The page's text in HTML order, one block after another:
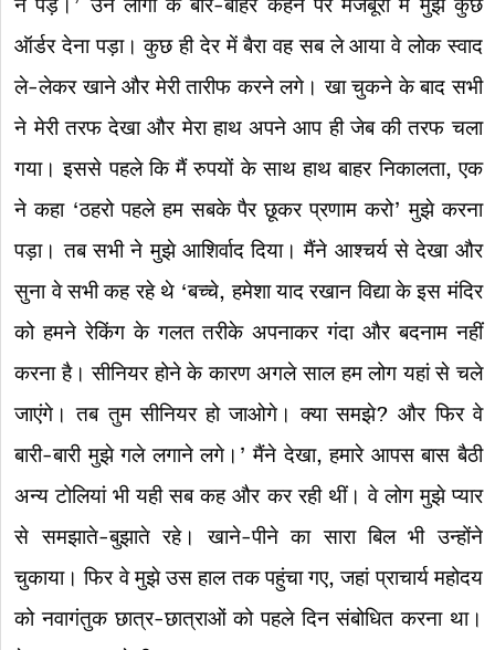
ऑर्डर देना पड़ा। कुछ ही देर में बैरा वह सब ले आया वे लोक स्वाद
ले-लेकर खाने और मेरी तारीफ करने लगे। खा चुकने के बाद सभी
ने मेरी तरफ देखा और मेरा हाथ अपने आप ही जेब की तरफ चला
गया। इससे पहले कि मैं रुपयों के साथ हाथ बाहर निकालता, एक
ने कहा ‘ठहरो पहले हम सबके पैर छूकर प्रणाम करो’ मुझे करना
पड़ा। तब सभी ने मुझे आशिर्वाद दिया। मैंने आश्चर्य से देखा और
सुना वे सभी कह रहे थे ‘बच्चे, हमेशा याद रखान विद्या के इस मंदिर
को हमने रेकिंग के गलत तरीके अपनाकर गंदा और बदनाम नहीं
करना है। सीनियर होने के कारण अगले साल हम लोग यहां से चले
जाएंगे। तब तुम सीनियर हो जाओगे। क्या समझे? और फिर वे
बारी-बारी मुझे गले लगाने लगे।’ मैंने देखा, हमारे आपस बास बैठी
अन्य टोलियां भी यही सब कह और कर रही थीं। वे लोग मुझे प्यार
से समझाते-बुझाते रहे। खाने-पीने का सारा बिल भी उन्होंने
चुकाया। फिर वे मुझे उस हाल तक पहुंचा गए, जहां प्राचार्य महोदय
को नवागंतुक छात्र-छात्राओं को पहले दिन संबोधित करना था।